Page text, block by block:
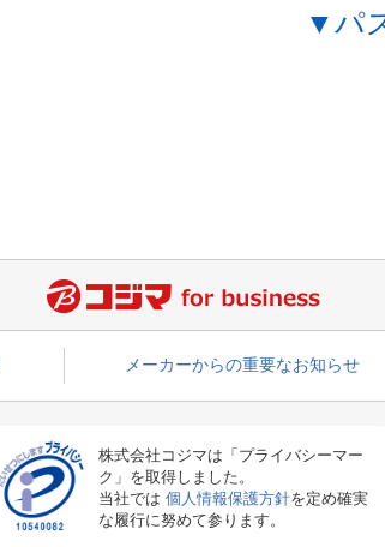
▼パ
メーカーからの重要なお知らせ
株式会社コジマは「プライバシーマー
ク」を取得しました。
当社では 個人情報保護方針を定め確実
な履行に努めて参ります。